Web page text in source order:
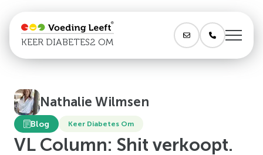
KEER DIABETES2 OM
Nathalie Wilmsen
Blog Keer Diabetes Om
VL Column: Shit verkoopt.